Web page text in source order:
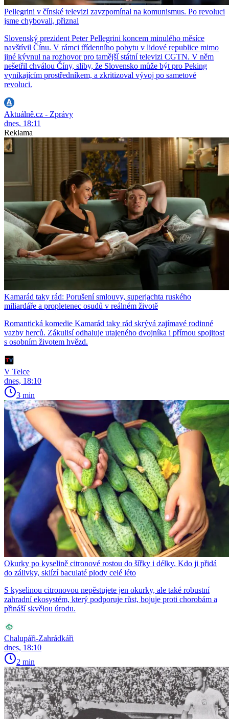
Pellegrini v čínské televizi zavzpomínal na komunismus. Po revoluci
jsme chybovali, přiznal
Slovenský prezident Peter Pellegrini koncem minulého měsíce
navštívil Čínu. V rámci třídenního pobytu v lidové republice mimo
jiné kývnul na rozhovor pro tamější státní televizi CGTN. V něm
nešetřil chválou Číny, sliby, že Slovensko může být pro Peking
vynikajícím prostředníkem, a zkritizoval vývoj po sametové
revoluci.
Aktuálně.cz - Zprávy
dnes, 18:11
Reklama
Kamarád taky rád: Porušení smlouvy, superjachta ruského
miliardáře a propletenec osudů v reálném životě
Romantická komedie Kamarád taky rád skrývá zajímavé rodinné
vazby herců. Zákulisí odhaluje utajeného dvojníka i přímou spojitost
s osobním životem hvězd.
V Telce
dnes, 18:10
3 min
Okurky po kyselině citronové rostou do šířky i délky. Kdo ji přidá
do zálivky, sklízí baculaté plody celé léto
S kyselinou citronovou nepěstujete jen okurky, ale také robustní
zahradní ekosystém, který podporuje růst, bojuje proti chorobám a
přináší skvělou úrodu.
Chalupáři-Zahrádkáři
dnes, 18:10
2 min